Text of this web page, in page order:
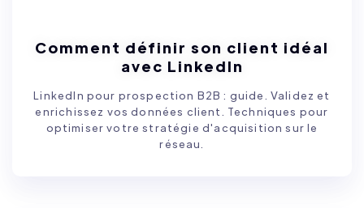
Comment définir son client idéal
avec LinkedIn
LinkedIn pour prospection B2B : guide. Validez et
enrichissez vos données client. Techniques pour
optimiser votre stratégie d'acquisition sur le
réseau.